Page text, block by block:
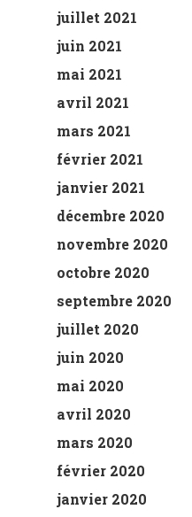
juillet 2021
juin 2021
mai 2021
avril 2021
mars 2021
février 2021
janvier 2021
décembre 2020
novembre 2020
octobre 2020
septembre 2020
juillet 2020
juin 2020
mai 2020
avril 2020
mars 2020
février 2020
janvier 2020